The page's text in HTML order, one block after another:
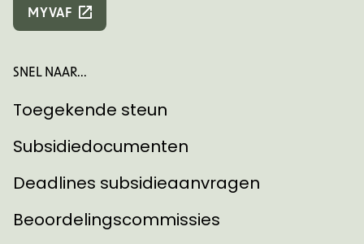
MYVAF
SNEL NAAR...
Toegekende steun
Subsidiedocumenten
Deadlines subsidieaanvragen
Beoordelingscommissies